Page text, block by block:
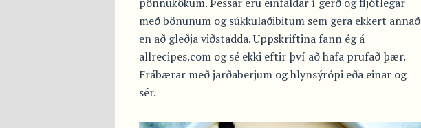
með bönunum og súkkulaðibitum sem gera ekkert annað
en að gleðja viðstadda. Uppskriftina fann ég á
allrecipes.com og sé ekki eftir því að hafa prufað þær.
Frábærar með jarðaberjum og hlynsýrópi eða einar og
sér.